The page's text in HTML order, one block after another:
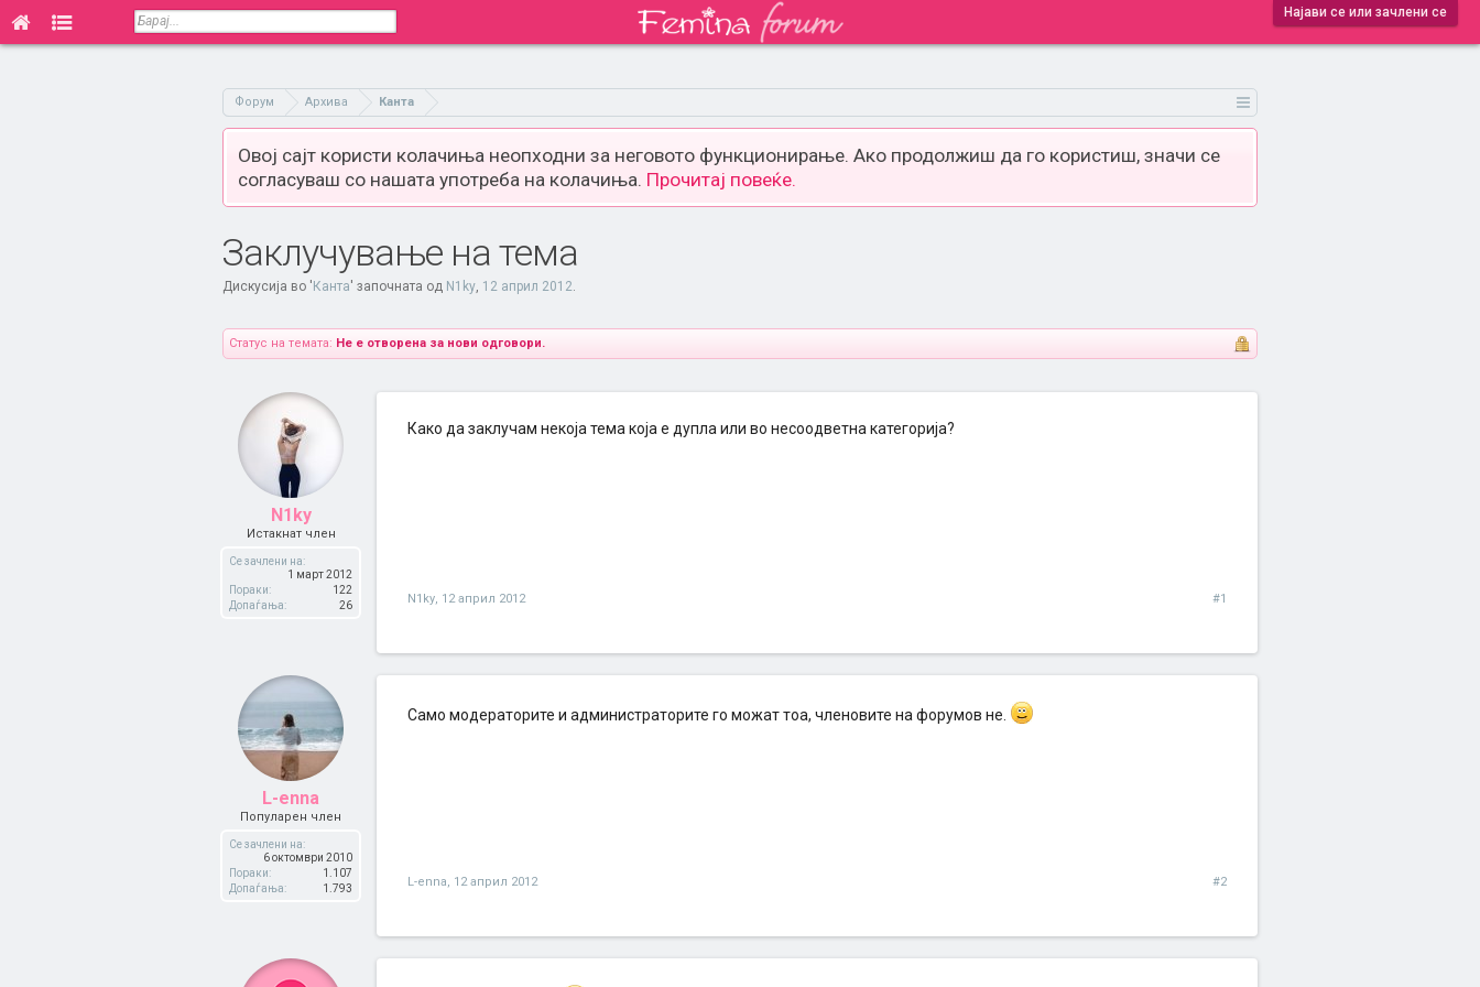
Најави се или зачлени се
Форум Архива Канта
Овој сајт користи колачиња неопходни за неговото функционирање. Ако продолжиш да го користиш, значи се
согласуваш со нашата употреба на колачиња. Прочитај повеќе.
Заклучување на тема
Дискусија во ' Канта' започната од N1ky, 12 април 2012.
Статус на темата: Не е отворена за нови одговори.
N1ky
Истакнат член
Се зачлени на:
1 март 2012
Пораки:
122
Допаѓања:
26
Како да заклучам некоја тема која е дупла или во несоодветна категорија?
N1ky, 12 април 2012 #1
L-enna
Популарен член
Се зачлени на:
6 октомври 2010
Пораки:
1.107
Допаѓања:
1.793
Само модераторите и администраторите го можат тоа, членовите на форумов не.
L-enna, 12 април 2012 #2